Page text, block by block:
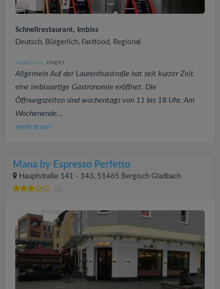
Schnellrestaurant, Imbiss
Deutsch, Bürgerlich, Fastfood, Regional
KGSBUS (691 ) FINDET:
Allgemein Auf der Laurentiusstraße hat seit kurzer Zeit
eine imbissartige Gastronomie eröffnet. Die
Öffnungszeiten sind wochentags von 11 bis 18 Uhr. Am
Wochenende...
mehr lesen
Mana by Espresso Perfetto
Hauptstraße 141 - 143, 51465 Bergisch Gladbach
(1)